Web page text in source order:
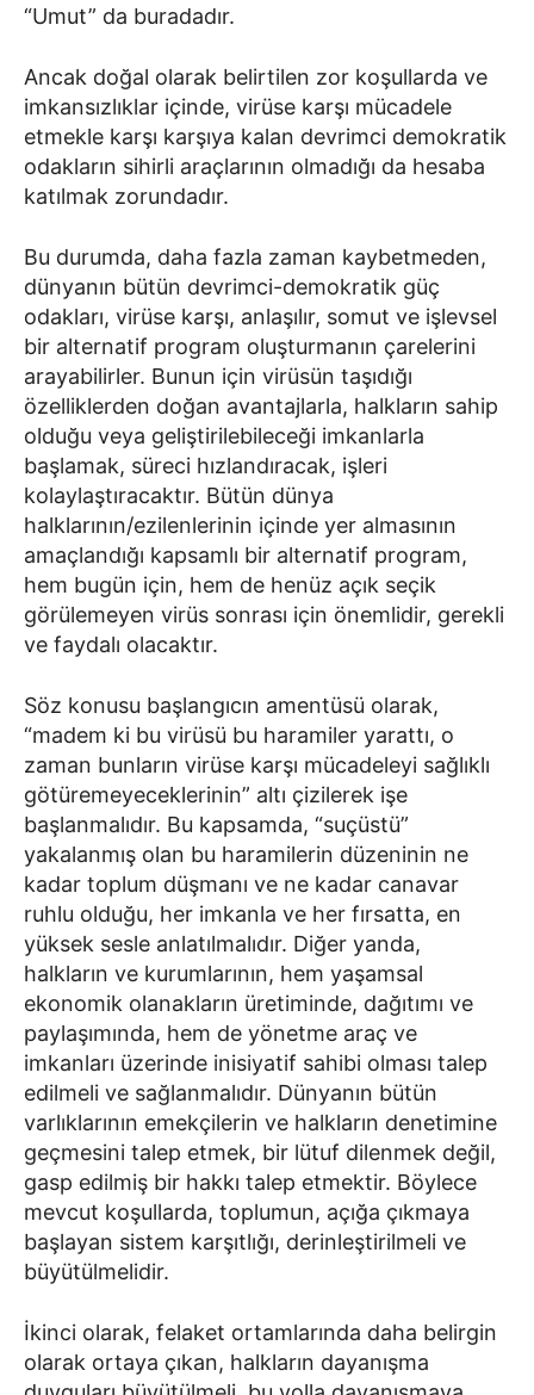
“Umut” da buradadır.
Ancak doğal olarak belirtilen zor koşullarda ve
imkansızlıklar içinde, virüse karşı mücadele
etmekle karşı karşıya kalan devrimci demokratik
odakların sihirli araçlarının olmadığı da hesaba
katılmak zorundadır.
Bu durumda, daha fazla zaman kaybetmeden,
dünyanın bütün devrimci-demokratik güç
odakları, virüse karşı, anlaşılır, somut ve işlevsel
bir alternatif program oluşturmanın çarelerini
arayabilirler. Bunun için virüsün taşıdığı
özelliklerden doğan avantajlarla, halkların sahip
olduğu veya geliştirilebileceği imkanlarla
başlamak, süreci hızlandıracak, işleri
kolaylaştıracaktır. Bütün dünya
halklarının/ezilenlerinin içinde yer almasının
amaçlandığı kapsamlı bir alternatif program,
hem bugün için, hem de henüz açık seçik
görülemeyen virüs sonrası için önemlidir, gerekli
ve faydalı olacaktır.
Söz konusu başlangıcın amentüsü olarak,
“madem ki bu virüsü bu haramiler yarattı, o
zaman bunların virüse karşı mücadeleyi sağlıklı
götüremeyeceklerinin” altı çizilerek işe
başlanmalıdır. Bu kapsamda, “suçüstü”
yakalanmış olan bu haramilerin düzeninin ne
kadar toplum düşmanı ve ne kadar canavar
ruhlu olduğu, her imkanla ve her fırsatta, en
yüksek sesle anlatılmalıdır. Diğer yanda,
halkların ve kurumlarının, hem yaşamsal
ekonomik olanakların üretiminde, dağıtımı ve
paylaşımında, hem de yönetme araç ve
imkanları üzerinde inisiyatif sahibi olması talep
edilmeli ve sağlanmalıdır. Dünyanın bütün
varlıklarının emekçilerin ve halkların denetimine
geçmesini talep etmek, bir lütuf dilenmek değil,
gasp edilmiş bir hakkı talep etmektir. Böylece
mevcut koşullarda, toplumun, açığa çıkmaya
başlayan sistem karşıtlığı, derinleştirilmeli ve
büyütülmelidir.
İkinci olarak, felaket ortamlarında daha belirgin
olarak ortaya çıkan, halkların dayanışma